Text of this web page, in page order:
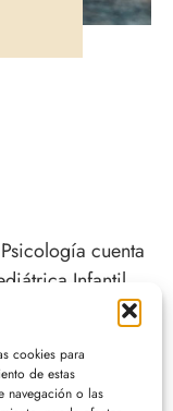
cookies para
de estas
navegación o las
cuenta
Infantil,
nos